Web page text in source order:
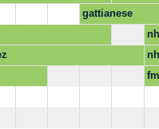
gattianese